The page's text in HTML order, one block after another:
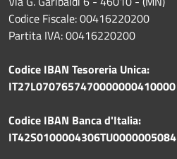
Codice Fiscale: 00416220200
Partita IVA: 00416220200
Codice IBAN Tesoreria Unica:
IT27L0707657470000000410000
Codice IBAN Banca d'Italia:
IT42S0100004306TU0000005084